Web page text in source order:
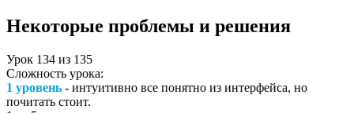
Некоторые проблемы и решения
Урок 134 из 135
Сложность урока:
1 уровень - интуитивно все понятно из интерфейса, но
почитать стоит.